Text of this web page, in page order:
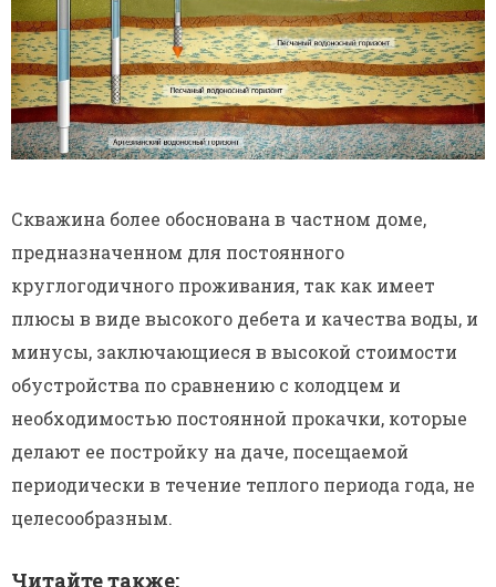
Скважина более обоснована в частном доме,
предназначенном для постоянного
круглогодичного проживания, так как имеет
плюсы в виде высокого дебета и качества воды, и
минусы, заключающиеся в высокой стоимости
обустройства по сравнению с колодцем и
необходимостью постоянной прокачки, которые
делают ее постройку на даче, посещаемой
периодически в течение теплого периода года, не
целесообразным.
Читайте также: